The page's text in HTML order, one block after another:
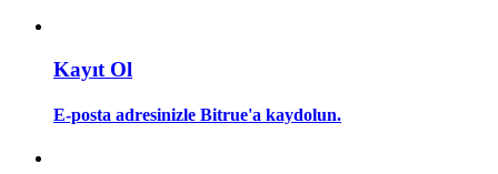
Kayıt Ol
E-posta adresinizle Bitrue'a kaydolun.